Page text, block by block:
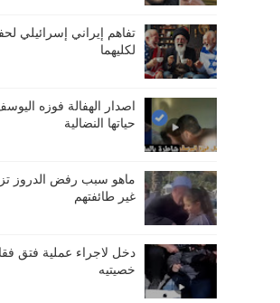
تفاهم إيراني إسرائيلي
لكليهما
اصدار الهفالة فوزه
حياتها النضالية
ماهو سبب رفض الدروز
غير طائفتهم
دخل لاجراء عملية فتق
خصيتيه